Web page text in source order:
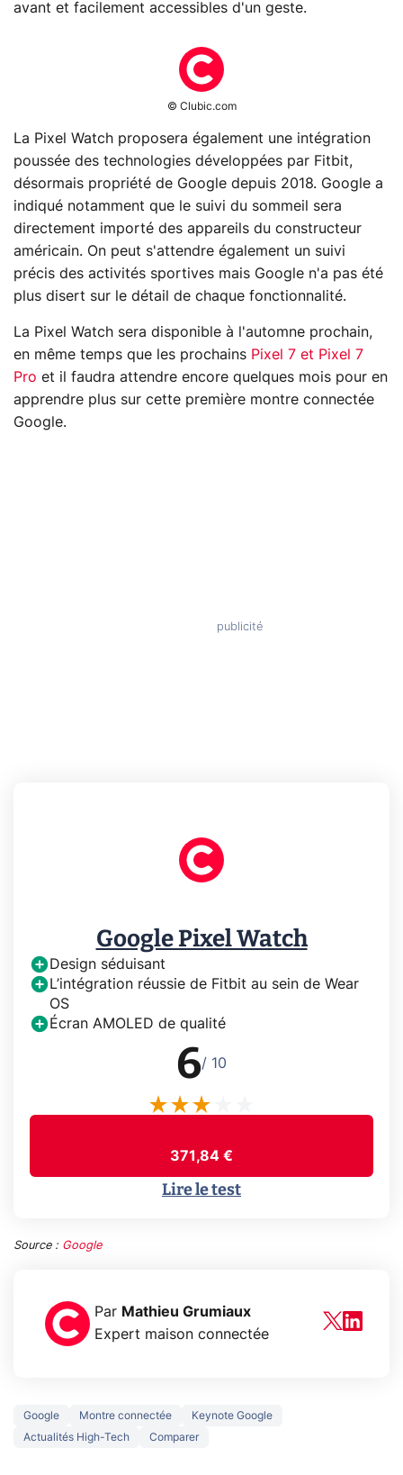
avant et facilement accessibles d'un geste.
© Clubic.com
La Pixel Watch proposera également une intégration
poussée des technologies développées par Fitbit,
désormais propriété de Google depuis 2018. Google a
indiqué notamment que le suivi du sommeil sera
directement importé des appareils du constructeur
américain. On peut s'attendre également un suivi
précis des activités sportives mais Google n'a pas été
plus disert sur le détail de chaque fonctionnalité.
La Pixel Watch sera disponible à l'automne prochain,
en même temps que les prochains Pixel 7 et Pixel 7
Pro et il faudra attendre encore quelques mois pour en
apprendre plus sur cette première montre connectée
Google.
Google Pixel Watch
Design séduisant
L’intégration réussie de Fitbit au sein de Wear
OS
Écran AMOLED de qualité
6/ 10
371,84 €
Lire le test
Source : Google
Par Mathieu Grumiaux
Expert maison connectée
Google Montre connectée
Keynote Google
Actualités High-Tech
Comparer
3 écrans en 1 pour